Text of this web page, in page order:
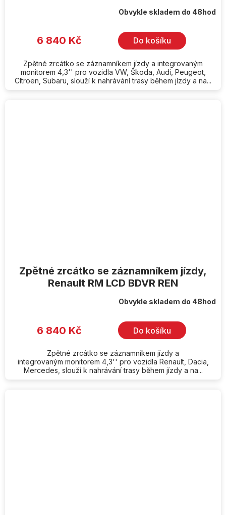
Obvykle skladem do 48hod
6 840 Kč Do košíku
Zpětné zrcátko se záznamníkem jízdy a integrovaným
monitorem 4,3'' pro vozidla VW, Škoda, Audi, Peugeot,
CItroen, Subaru, slouží k nahrávání trasy během jízdy a na...
Zpětné zrcátko se záznamníkem jízdy,
Renault RM LCD BDVR REN
Obvykle skladem do 48hod
6 840 Kč Do košíku
Zpětné zrcátko se záznamníkem jízdy a
integrovaným monitorem 4,3'' pro vozidla Renault, Dacia,
Mercedes, slouží k nahrávání trasy během jízdy a na...